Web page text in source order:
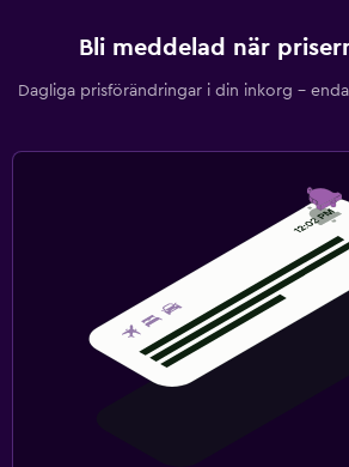
Bli meddelad när
Dagliga prisförändringar i din inkorg –